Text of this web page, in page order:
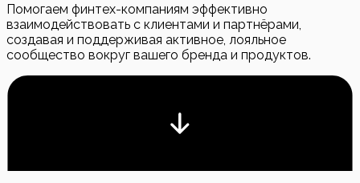
Помогаем финтех-компаниям эффективно
взаимодействовать с клиентами и партнёрами,
создавая и поддерживая активное, лояльное
сообщество вокруг вашего бренда и продуктов.